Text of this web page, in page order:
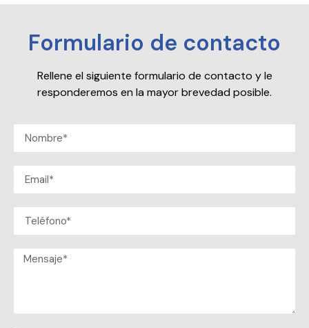
Formulario de contacto
Rellene el siguiente formulario de contacto y le
responderemos en la mayor brevedad posible.